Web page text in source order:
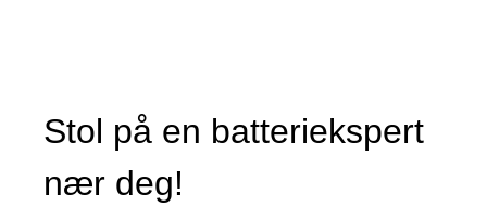
Stol på en batteriekspert
nær deg!